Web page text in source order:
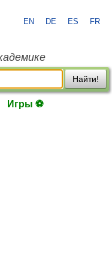
EN DE ES FR
Найти!
Игры ⚽